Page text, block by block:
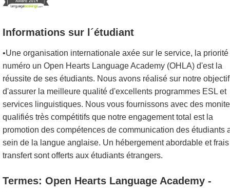
Informations sur l´étudiant
•Une organisation internationale axée sur le service, la priorité
numéro un Open Hearts Language Academy (OHLA) d'est la
réussite de ses étudiants. Nous avons réalisé sur notre objectif
d'assurer la meilleure qualité d'excellents programmes ESL et
services linguistiques. Nous vous fournissons avec des
qualifiés très compétitifs que notre engagement total est la
promotion des compétences de communication des étudiants
sein de la langue anglaise. Un hébergement abordable et
transfert sont offerts aux étudiants étrangers.
Termes: Open Hearts Language Academy -